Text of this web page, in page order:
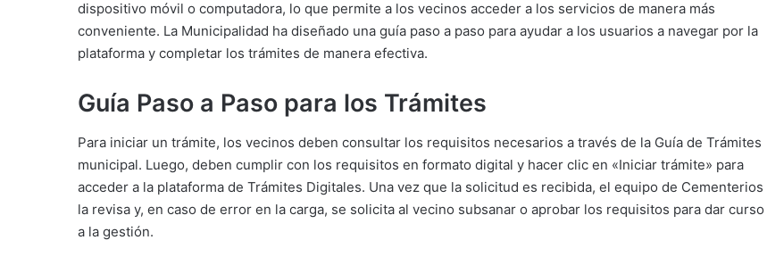
dispositivo móvil o computadora, lo que permite a los vecinos acceder a los servicios de manera más
conveniente. La Municipalidad ha diseñado una guía paso a paso para ayudar a los usuarios a navegar por la
plataforma y completar los trámites de manera efectiva.
Guía Paso a Paso para los Trámites
Para iniciar un trámite, los vecinos deben consultar los requisitos necesarios a través de la Guía de Trámites
municipal. Luego, deben cumplir con los requisitos en formato digital y hacer clic en «Iniciar trámite» para
acceder a la plataforma de Trámites Digitales. Una vez que la solicitud es recibida, el equipo de Cementerios
la revisa y, en caso de error en la carga, se solicita al vecino subsanar o aprobar los requisitos para dar curso
a la gestión.